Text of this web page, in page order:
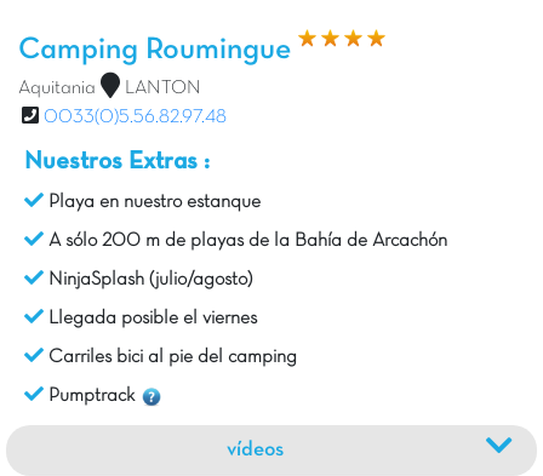
Camping Roumingue
Aquitania
LANTON
0033(0)5.56.82.97.48
Nuestros Extras :
Playa en nuestro estanque
A sólo 200 m de playas de la Bahía de Arcachón
NinjaSplash (julio/agosto)
Llegada posible el viernes
Carriles bici al pie del camping
Pumptrack
vídeos